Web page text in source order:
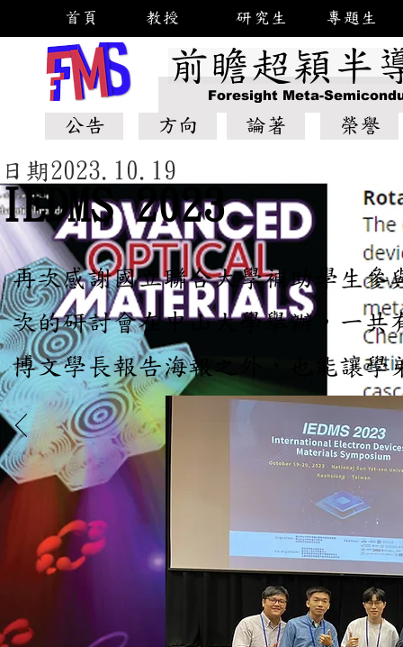
首頁 教授 研究生 專題生
公告
Foresight Meta-
前瞻超穎半
方向 論著 榮譽
再次感謝國立聯合大學補助學生參
次的研討會在中山大學舉辦，一共
博文學長報告海報之外，也能讓
IEDMS 2023
日期2023.10.19